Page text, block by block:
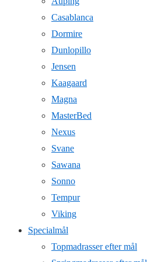
Casablanca
Dormire
Dunlopillo
Jensen
Kaagaard
Magna
MasterBed
Nexus
Svane
Sawana
Sonno
Tempur
Viking
Specialmål
Topmadrasser efter mål